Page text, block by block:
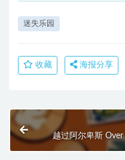
迷失乐园
收藏 海报分享
越过阿尔卑斯